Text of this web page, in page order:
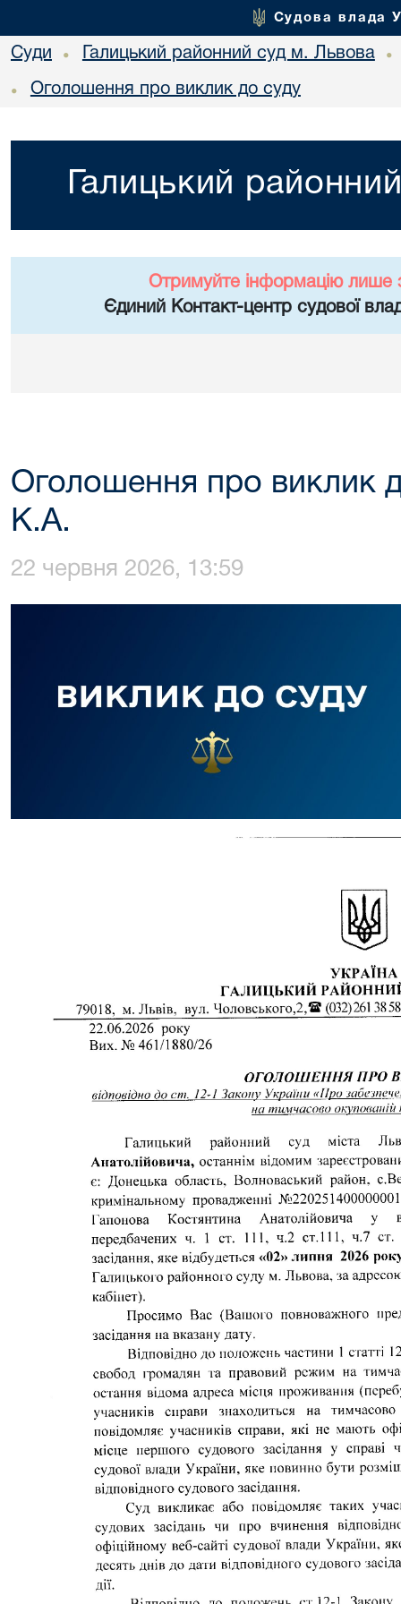
Судова влада
Суди • Галицький районний суд м. Львова •
• Оголошення про виклик до суду
Галицький
Отримуйте інформацію лише
Єдиний Контакт-центр судової
Оголошення про виклик
К.А.
22 червня 2026, 13:59